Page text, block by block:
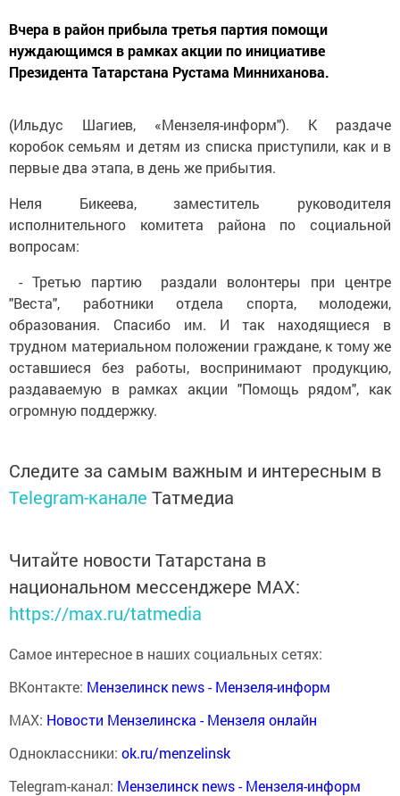
Вчера в район прибыла третья партия помощи
нуждающимся в рамках акции по инициативе
Президента Татарстана Рустама Минниханова.
(Ильдус Шагиев, «Мензеля-информ"). К раздаче
коробок семьям и детям из списка приступили, как и в
первые два этапа, в день же прибытия.
Неля Бикеева, заместитель руководителя
исполнительного комитета района по социальной
вопросам:
- Третью партию раздали волонтеры при центре
"Веста", работники отдела спорта, молодежи,
образования. Спасибо им. И так находящиеся в
трудном материальном положении граждане, к тому же
оставшиеся без работы, воспринимают продукцию,
раздаваемую в рамках акции "Помощь рядом", как
огромную поддержку.
Следите за самым важным и интересным в
Telegram-канале Татмедиа
Читайте новости Татарстана в
национальном мессенджере MАХ:
https://max.ru/tatmedia
Самое интересное в наших социальных сетях:
ВКонтакте: Мензелинск news - Мензеля-информ
MAX: Новости Мензелинска - Мензеля онлайн
Одноклассники: ok.ru/menzelinsk
Telegram-канал: Мензелинск news - Мензеля-информ